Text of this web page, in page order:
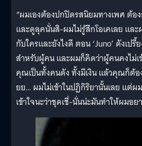
“ผมเองต้องปกปิดรสนิยมทางเพศ ต้อ
และดูลุคนั่นสิ-ผมไม่รู้สึกโอเคเลย และ
กับใครและยังไงดี ตอน ‘Juno’ ดังเป
สำหรับผู้คน และผมก็คิดว่าผู้คนคงไม่เ
คุณเป็นทั้งคนดัง ทั้งมีเงิน แล้วคุณก็ต้อ
ยย… ผมไม่เข้าในปฏิกิริยานั้นเลย แต่ผ
เข้าใจนะว่าชุดเชี่-นั่นน่ะมันทำให้ผมอย